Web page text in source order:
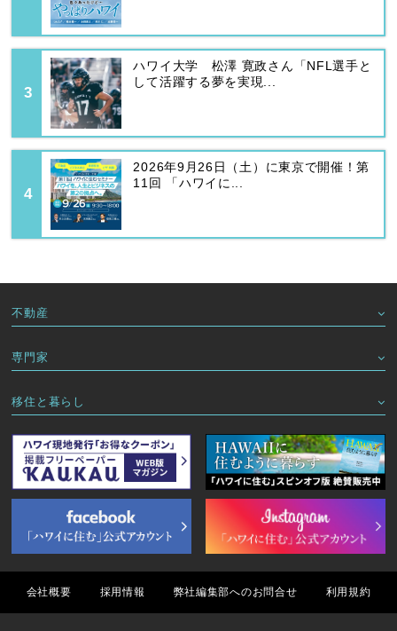
ハワイ大学 松澤 寛政さん「NFL選手と
して活躍する夢を実現...
2026年9月26日（土）に東京で開催！第
11回 「ハワイに...
不動産
専門家
移住と暮らし
会社概要 採用情報 弊社編集部へのお問合せ 利用規約